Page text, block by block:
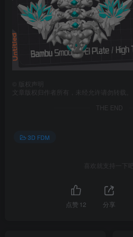
版权声明
文章版权归作者所有，未经允许请勿转载。
THE END
3D FDM
喜欢就支持一下吧
点赞 12 分享